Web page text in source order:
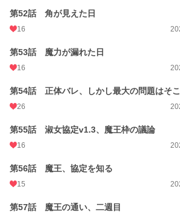
第52話 角が見えた日
16
第53話 魔力が漏れた日
16
第54話 正体バレ、しかし最大の問題はそ
26
第55話 淑女協定v1.3、魔王枠の議論
16
第56話 魔王、協定を知る
15
第57話 魔王の通い、二週目